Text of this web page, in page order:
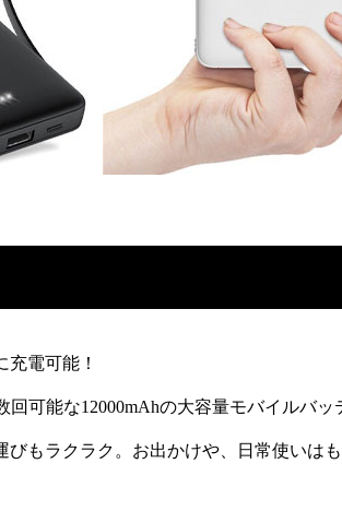
電可能！
回可能な12000mAhの大容量モバイルバッ
もラクラク。お出かけや、日常使いは